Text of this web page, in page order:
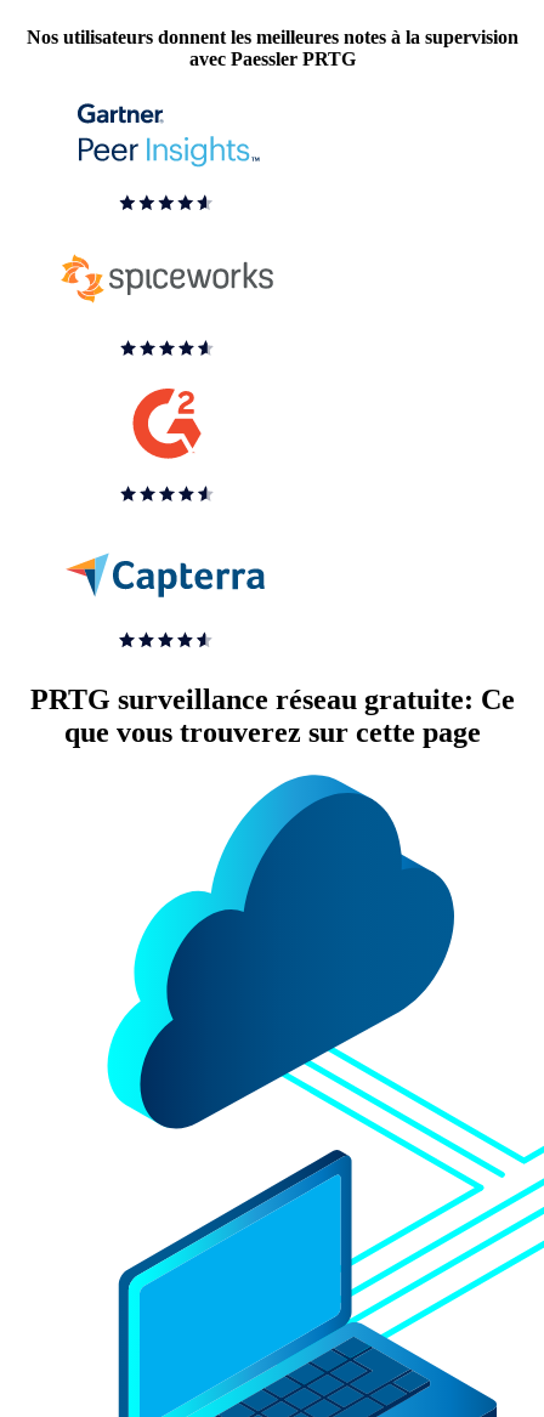
Nos utilisateurs donnent les meilleures notes à la supervision
avec Paessler PRTG
PRTG surveillance réseau gratuite: Ce
que vous trouverez sur cette page